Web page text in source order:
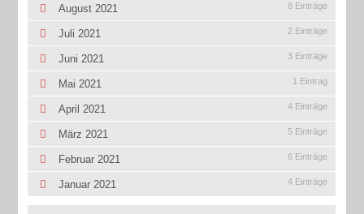
August 2021 8 Einträge
Juli 2021 2 Einträge
Juni 2021 3 Einträge
Mai 2021 1 Eintrag
April 2021 4 Einträge
März 2021 5 Einträge
Februar 2021 6 Einträge
Januar 2021 4 Einträge